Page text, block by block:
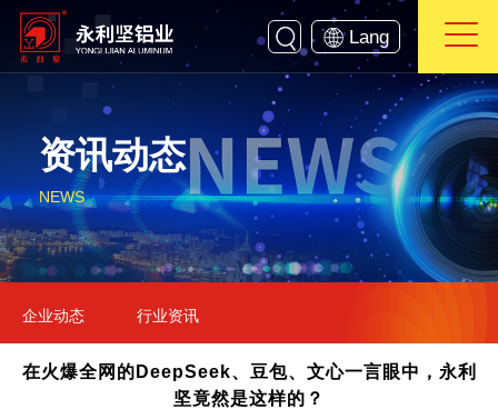
Lang
资讯动态
NEWS
企业动态 行业资讯
在火爆全网的DeepSeek、豆包、文心一言眼中，永利
坚竟然是这样的？